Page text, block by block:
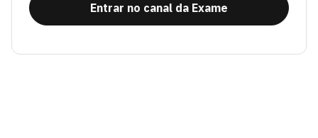
Entrar no canal da Exame